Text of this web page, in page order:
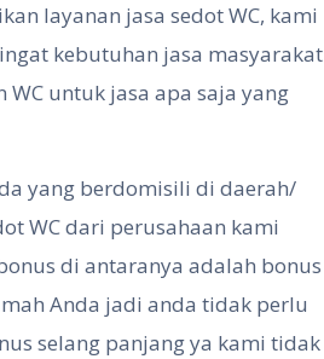
layanan jasa sedot WC, kami
kebutuhan jasa masyarakat
untuk jasa apa saja yang
yang berdomisili di daerah/
WC dari perusahaan kami
di antaranya adalah bonus
Anda jadi anda tidak perlu
selang panjang ya kami tidak